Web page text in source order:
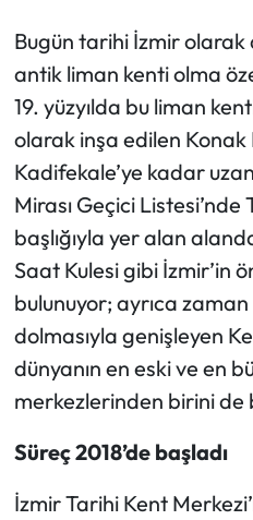
Bugün tarihi İzmir olarak
antik liman kenti olma
19. yüzyılda bu liman
olarak inşa edilen Konak
Kadifekale’ye kadar
Mirası Geçici
başlığıyla yer alan
Saat Kulesi gibi İzmir’in
bulunuyor; ayrıca zaman
dolmasıyla genişleyen
dünyanın en eski ve en
merkezlerinden birini de
Süreç 2018’de başladı
İzmir Tarihi Kent